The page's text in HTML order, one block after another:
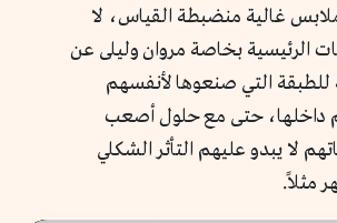
غالية منضبطة القياس، لا
الرئيسية بخاصة مروان وليلى عن
للطبقة التي صنعوها لأنفسهم
داخلها، حتى مع حلول أصعب
لا يبدو عليهم التأثر الشكلي
مثلاً.